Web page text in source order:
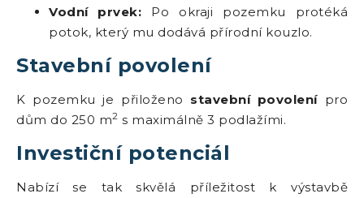
Vodní prvek: Po okraji pozemku protéká
potok, který mu dodává přírodní kouzlo.
Stavební povolení
K pozemku je přiloženo stavební povolenípro
dům do 250 m2 s maximálně 3 podlažími.
Investiční potenciál
Nabízí se tak skvělá příležitost k výstavbě